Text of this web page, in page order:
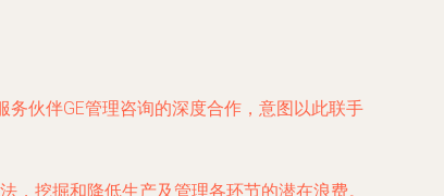
伙伴GE管理咨询的深度合作，意图以此联手
挖掘和降低生产及管理各环节的潜在浪费。